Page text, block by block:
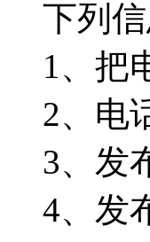
下列
1、把
2、电
3、发
4、发